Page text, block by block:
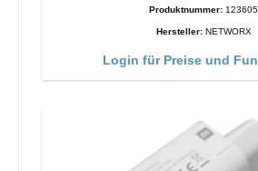
Produktnummer: 123605
Hersteller: NETWORX
Login für Preise und